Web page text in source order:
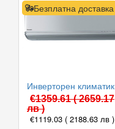
Безплатна доставка
€1359.61( 2659.17
лв )
€1119.03 ( 2188.63 лв )